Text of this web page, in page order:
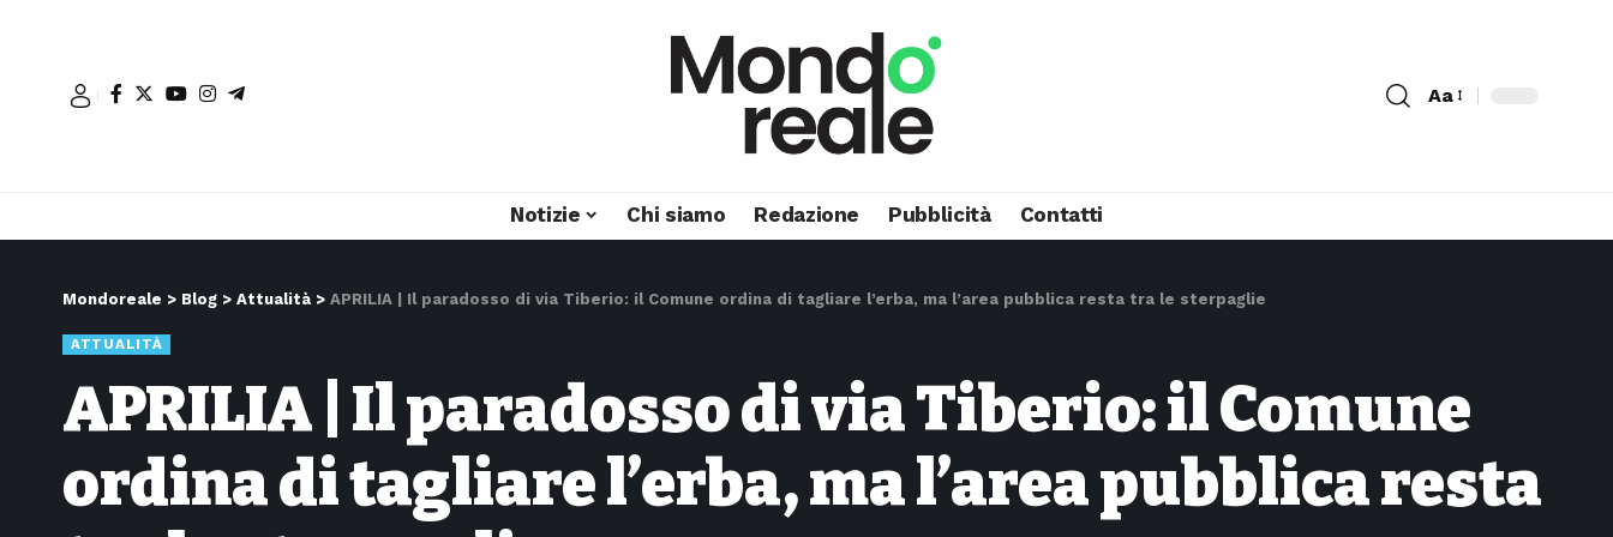
Aa
Notizie Chi siamo Redazione Pubblicità Contatti
Mondoreale > Blog > Attualità > APRILIA | Il paradosso di via Tiberio: il Comune ordina di tagliare l’erba, ma l’area pubblica resta tra le sterpaglie
ATTUALITÀ
APRILIA | Il paradosso di via Tiberio: il Comune
ordina di tagliare l’erba, ma l’area pubblica resta